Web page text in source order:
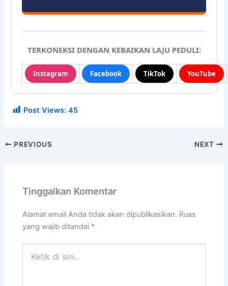
TERKONEKSI DENGAN KEBAIKAN LAJU PEDULI:
Instagram Facebook TikTok YouTube
Post Views: 45
PREVIOUS NEXT
Tinggalkan Komentar
Alamat email Anda tidak akan dipublikasikan. Ruas
yang wajib ditandai *